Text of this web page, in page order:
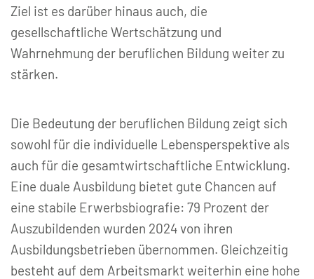
Ziel ist es darüber hinaus auch, die
gesellschaftliche Wertschätzung und
Wahrnehmung der beruflichen Bildung weiter zu
stärken.
Die Bedeutung der beruflichen Bildung zeigt sich
sowohl für die individuelle Lebensperspektive als
auch für die gesamtwirtschaftliche Entwicklung.
Eine duale Ausbildung bietet gute Chancen auf
eine stabile Erwerbsbiografie: 79 Prozent der
Auszubildenden wurden 2024 von ihren
Ausbildungsbetrieben übernommen. Gleichzeitig
besteht auf dem Arbeitsmarkt weiterhin eine hohe